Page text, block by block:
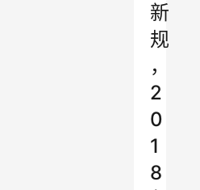
新
规
，
2
0
1
8